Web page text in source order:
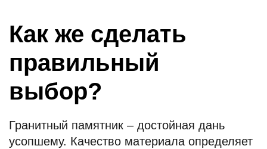
Как же сделать
правильный
выбор?
Гранитный памятник – достойная дань
усопшему. Качество материала определяет